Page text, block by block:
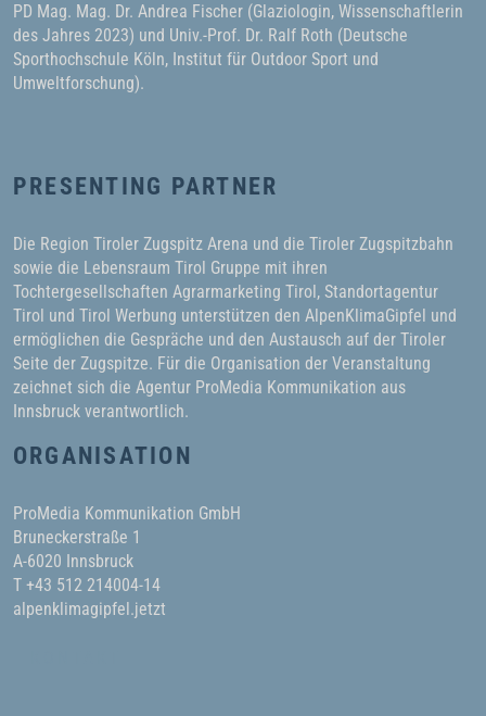
PD Mag. Mag. Dr. Andrea Fischer (Glaziologin, Wissenschaftlerin
des Jahres 2023) und Univ.-Prof. Dr. Ralf Roth (Deutsche
Sporthochschule Köln, Institut für Outdoor Sport und
Umweltforschung).
PRESENTING PARTNER
Die Region Tiroler Zugspitz Arena und die Tiroler Zugspitzbahn
sowie die Lebensraum Tirol Gruppe mit ihren
Tochtergesellschaften Agrarmarketing Tirol, Standortagentur
Tirol und Tirol Werbung unterstützen den AlpenKlimaGipfel und
ermöglichen die Gespräche und den Austausch auf der Tiroler
Seite der Zugspitze. Für die Organisation der Veranstaltung
zeichnet sich die Agentur ProMedia Kommunikation aus
Innsbruck verantwortlich.
ORGANISATION
ProMedia Kommunikation GmbH
Bruneckerstraße 1
A-6020 Innsbruck
T +43 512 214004-14
alpenklimagipfel.jetzt